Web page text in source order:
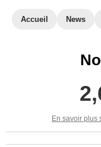
Accueil News
En savoir plus